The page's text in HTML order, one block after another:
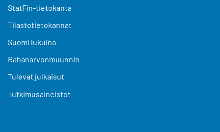
StatFin-tietokanta
Tilastotietokannat
Suomi lukuina
Rahanarvonmuunnin
Tulevat julkaisut
Tutkimusaineistot